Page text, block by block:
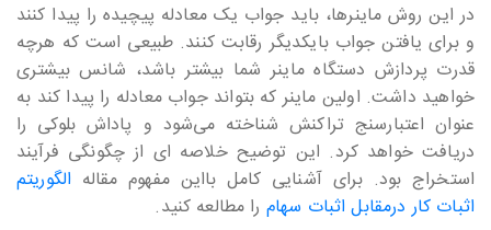
در این روش ماینرها، باید جواب یک معادله پیچیده را پیدا کنند
و برای یافتن جواب بایکدیگر رقابت کنند. طبیعی است که هرچه
قدرت پردازش دستگاه ماینر شما بیشتر باشد، شانس بیشتری
خواهید داشت. اولین ماینر که بتواند جواب معادله را پیدا کند به
عنوان اعتبارسنج تراکنش شناخته می‎‎‎‎‎‎‎شود و پاداش بلوکی را
دریافت خواهد کرد. این توضیح خلاصه ای از چگونگی فرآیند
استخراج بود. برای آشنایی کامل بااین مفهوم مقاله الگوریتم
اثبات کار درمقابل اثبات سهام را مطالعه کنید.